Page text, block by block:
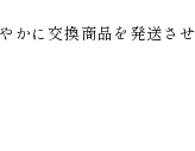
かに交換商品を発送させ